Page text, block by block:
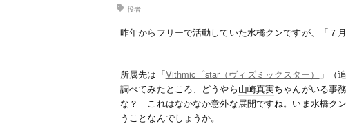
役者
昨年からフリーで活動していた水橋クンですが、「７
所属先は「Vithmic゜star（ヴィズミックスター） 」（
調べてみたところ、どうやら山崎真実ちゃんがいる事
な？ これはなかなか意外な展開ですね。いま水橋ク
うことなんでしょうか。